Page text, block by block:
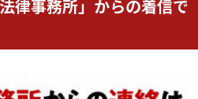
律事務所」からの着信で